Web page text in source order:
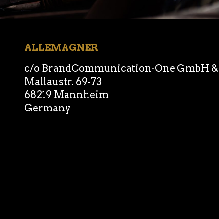
ALLEMAGNER
c/o BrandCommunication-One GmbH &
Mallaustr. 69-73
68219 Mannheim
Germany